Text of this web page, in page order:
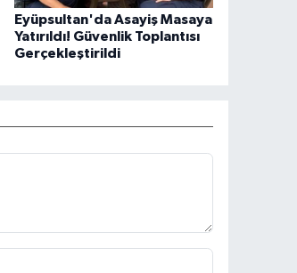
Eyüpsultan'da Asayiş Masaya
Yatırıldı! Güvenlik Toplantısı
Gerçekleştirildi